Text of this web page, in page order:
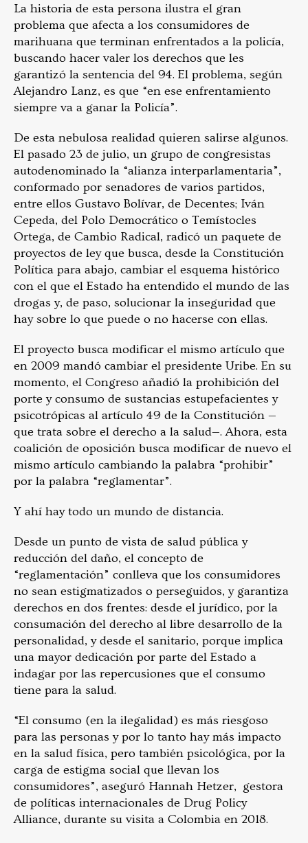
La historia de esta persona ilustra el gran
problema que afecta a los consumidores de
marihuana que terminan enfrentados a la policía,
buscando hacer valer los derechos que les
garantizó la sentencia del 94. El problema, según
Alejandro Lanz, es que “en ese enfrentamiento
siempre va a ganar la Policía”.
De esta nebulosa realidad quieren salirse algunos.
El pasado 23 de julio, un grupo de congresistas
autodenominado la “alianza interparlamentaria”,
conformado por senadores de varios partidos,
entre ellos Gustavo Bolívar, de Decentes; Iván
Cepeda, del Polo Democrático o Temístocles
Ortega, de Cambio Radical, radicó un paquete de
proyectos de ley que busca, desde la Constitución
Política para abajo, cambiar el esquema histórico
con el que el Estado ha entendido el mundo de las
drogas y, de paso, solucionar la inseguridad que
hay sobre lo que puede o no hacerse con ellas.
El proyecto busca modificar el mismo artículo que
en 2009 mandó cambiar el presidente Uribe. En su
momento, el Congreso añadió la prohibición del
porte y consumo de sustancias estupefacientes y
psicotrópicas al artículo 49 de la Constitución —
que trata sobre el derecho a la salud—. Ahora, esta
coalición de oposición busca modificar de nuevo el
mismo artículo cambiando la palabra “prohibir”
por la palabra “reglamentar”.
Y ahí hay todo un mundo de distancia.
Desde un punto de vista de salud pública y
reducción del daño, el concepto de
“reglamentación” conlleva que los consumidores
no sean estigmatizados o perseguidos, y garantiza
derechos en dos frentes: desde el jurídico, por la
consumación del derecho al libre desarrollo de la
personalidad, y desde el sanitario, porque implica
una mayor dedicación por parte del Estado a
indagar por las repercusiones que el consumo
tiene para la salud.
“El consumo (en la ilegalidad) es más riesgoso
para las personas y por lo tanto hay más impacto
en la salud física, pero también psicológica, por la
carga de estigma social que llevan los
consumidores”, aseguró Hannah Hetzer, gestora
de políticas internacionales de Drug Policy
Alliance, durante su visita a Colombia en 2018.